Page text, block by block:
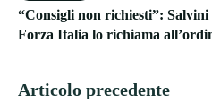
“Consigli non richiesti”:
Forza Italia lo richiama
Articolo precedente